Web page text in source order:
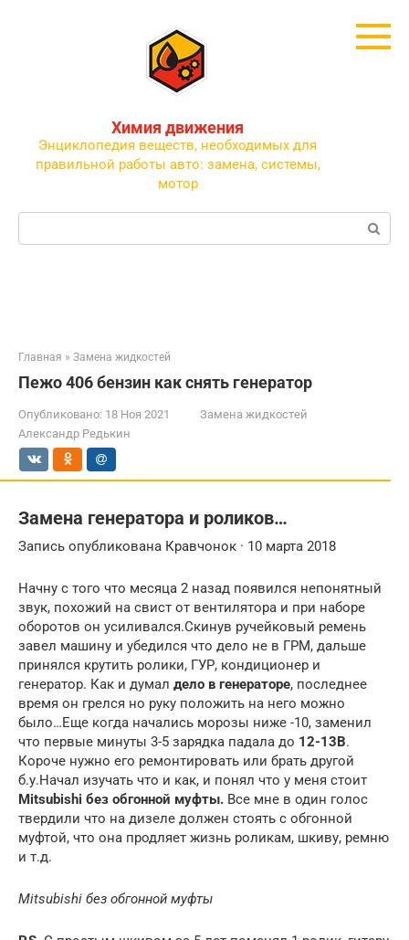
Химия движения
Энциклопедия веществ, необходимых для
правильной работы авто: замена, системы,
мотор
Поиск:
Главная » Замена жидкостей
Пежо 406 бензин как снять генератор
Опубликовано: 18 Ноя 2021
Замена жидкостей
Александр Редькин
Замена генератора и роликов…
Запись опубликована Кравчонок · 10 марта 2018
Начну с того что месяца 2 назад появился непонятный
звук, похожий на свист от вентилятора и при наборе
оборотов он усиливался.Скинув ручейковый ремень
завел машину и убедился что дело не в ГРМ, дальше
принялся крутить ролики, ГУР, кондиционер и
генератор. Как и думал дело в генераторе, последнее
время он грелся но руку положить на него можно
было…Еще когда начались морозы ниже -10, заменил
что первые минуты 3-5 зарядка падала до 12-13В.
Короче нужно его ремонтировать или брать другой
б.у.Начал изучать что и как, и понял что у меня стоит
Mitsubishi без обгонной муфты. Все мне в один голос
твердили что на дизеле должен стоять с обгонной
муфтой, что она продляет жизнь роликам, шкиву, ремню
и т.д.
Mitsubishi без обгонной муфты